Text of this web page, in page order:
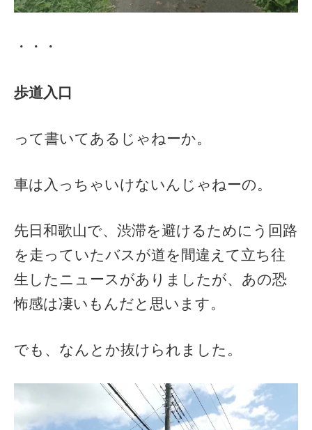
・・・
歩道入口
って書いてあるじゃねーか。
車は入っちゃいけないんじゃねーの。
先日和歌山で、渋滞を避けるためにう回路
を走っていたバスが道を間違えて立ち往
生したニュースがありましたが、あの恐
怖感は凄いもんだと思います。
でも、なんとか抜けられました。